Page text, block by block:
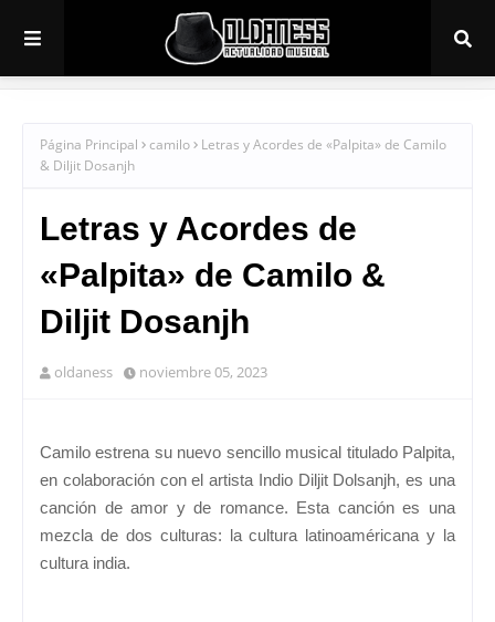
Página Principal camilo
Letras y Acordes de «Palpita» de Camilo
& Diljit Dosanjh
Letras y Acordes de
«Palpita» de Camilo &
Diljit Dosanjh
oldaness noviembre 05, 2023
Camilo estrena su nuevo sencillo musical titulado Palpita,
en colaboración con el artista Indio Diljit Dolsanjh, es una
canción de amor y de romance. Esta canción es una
mezcla de dos culturas: la cultura latinoaméricana y la
cultura india.